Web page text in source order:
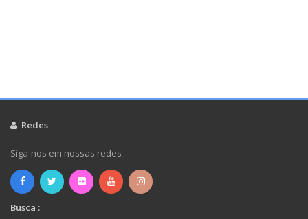
Redes
Siga-nos em nossas redes
Busca :